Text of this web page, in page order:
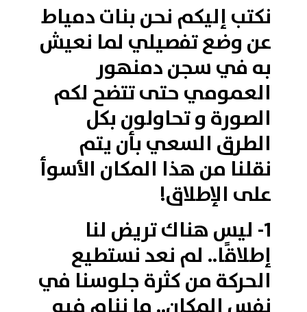
نكتب إليكم نحن بنات دمياط
عن وضع تفصيلي لما نعيش
به في سجن دمنهور
العمومي حتى تتضح لكم
الصورة و تحاولون بكل
الطرق السعي بأن يتم
نقلنا من هذا المكان الأسوأ
على الإطلاق!
1- ليس هناك تريض لنا
إطلاقًا.. لم نعد نستطيع
الحركة من كثرة جلوسنا في